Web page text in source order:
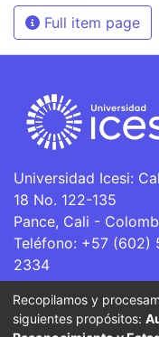
Full item page
Universidad Icesi:
18 No. 122-135
Pance, Cali -
Teléfono: +57 (602)
2334
La Universidad
Recopilamos y
siguientes propósitos: